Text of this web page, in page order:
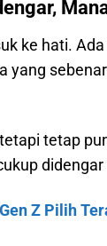
ke hati.
yang
tetap
Z Pilih